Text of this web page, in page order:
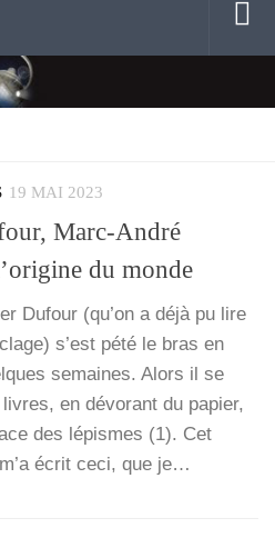
19 MAI 2023
Marc-André
du monde
Dufour (qu’on a déjà pu lire
s’est pété le bras en
semaines. Alors il se
en dévo­rant du papier,
des lépismes (1). Cet
écrit ceci, que je…